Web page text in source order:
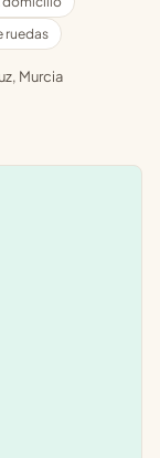
ruedas
Murcia